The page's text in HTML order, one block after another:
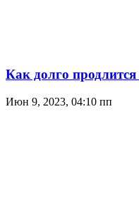
Как долго
Июн 9, 2023, 04:10 пп